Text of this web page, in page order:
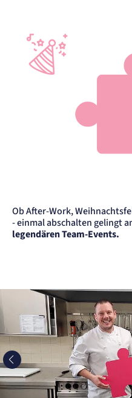
Ob After-Work,
- einmal abschalten gelingt
legendären Team-Events.